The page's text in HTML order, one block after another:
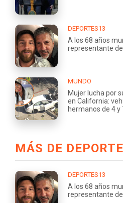
DEPORTES13
A los 68 años
representante
MUNDO
Mujer lucha por
en California:
hermanos de 4 y
MÁS DE
DEPORTES13
A los 68 años
representante